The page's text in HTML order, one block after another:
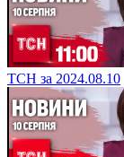
ТСН за 2024.08.10